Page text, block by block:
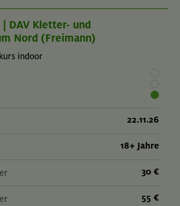
| DAV Kletter- und
Nord (Freimann)
indoor
22.11.26
18+ Jahre
30 €
55 €